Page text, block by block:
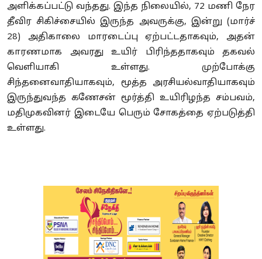
அளிக்கப்பட்டு வந்தது. இந்த நிலையில், 72 மணி நேர
தீவிர சிகிச்சையில் இருந்த அவருக்கு, இன்று (மார்ச்
28) அதிகாலை மாரடைப்பு ஏற்பட்டதாகவும், அதன்
காரணமாக அவரது உயிர் பிரிந்ததாகவும் தகவல்
வெளியாகி உள்ளது. முற்போக்கு
சிந்தனைவாதியாகவும், மூத்த அரசியல்வாதியாகவும்
இருந்துவந்த கணேசன் மூர்த்தி உயிரிழந்த சம்பவம்,
மதிமுகவினர் இடையே பெரும் சோகத்தை ஏற்படுத்தி
உள்ளது.